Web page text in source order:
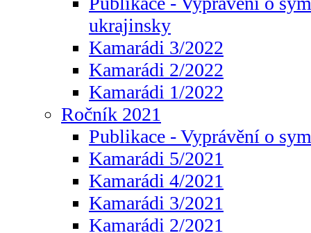
ukrajinsky
Kamarádi 3/2022
Kamarádi 2/2022
Kamarádi 1/2022
Ročník 2021
Publikace - Vyprávění o
Kamarádi 5/2021
Kamarádi 4/2021
Kamarádi 3/2021
Kamarádi 2/2021